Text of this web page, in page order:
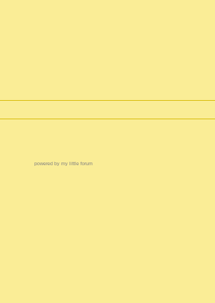
powered by my little forum